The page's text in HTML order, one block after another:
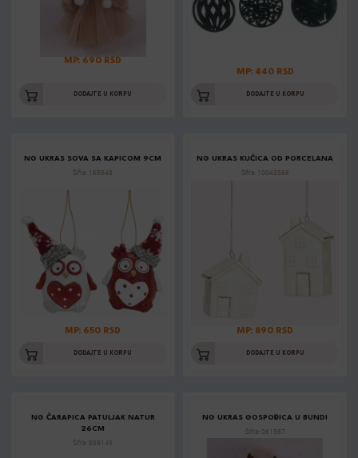
MP: 690 RSD
DODAJTE U KORPU
MP: 440 RSD
DODAJTE U KORPU
NG UKRAS SOVA SA KAPICOM 9CM
Šifra: 165043
MP: 650 RSD
DODAJTE U KORPU
NG UKRAS KUĆICA OD PORCELANA
Šifra: 10043566
MP: 890 RSD
DODAJTE U KORPU
NG ČARAPICA PATULJAK NATUR
26CM
Šifra: 059145
NG UKRAS GOSPOĐICA U BUNDI
Šifra: 061567